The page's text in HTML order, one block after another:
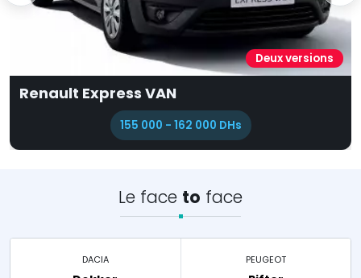
Deux versions
Renault Express VAN
155 000 - 162 000 DHs
Le face to face
DACIA PEUGEOT